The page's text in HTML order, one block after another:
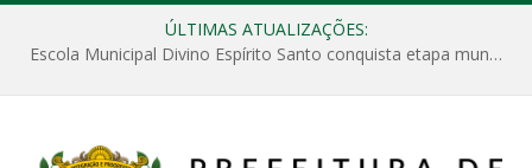
ÚLTIMAS ATUALIZAÇÕES:
Escola Municipal Divino Espírito Santo conquista etapa municipal da V Feira Amazonense de Matemática